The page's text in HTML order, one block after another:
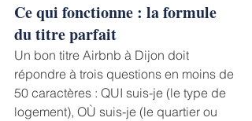
Ce qui fonctionne : la formule
du titre parfait
Un bon titre Airbnb à Dijon doit
répondre à trois questions en moins de
50 caractères : QUI suis-je (le type de
logement), OÙ suis-je (le quartier ou